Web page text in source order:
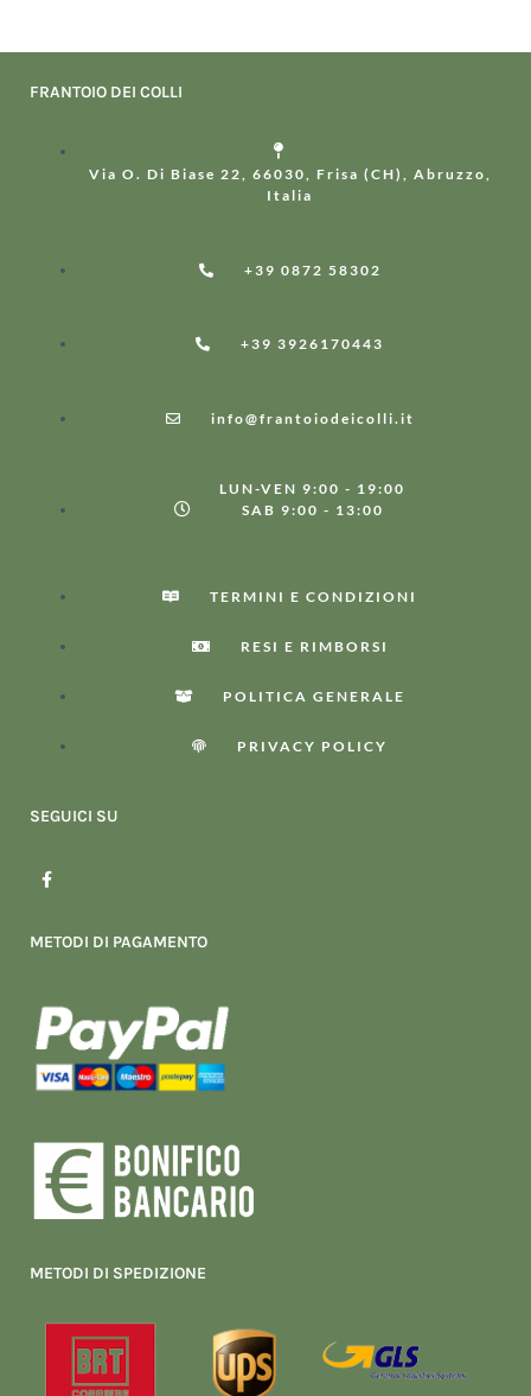
FRANTOIO DEI COLLI
Via O. Di Biase 22, 66030, Frisa (CH), Abruzzo,
Italia
+39 0872 58302
+39 3926170443
info@frantoiodeicolli.it
LUN-VEN 9:00 - 19:00
SAB 9:00 - 13:00
TERMINI E CONDIZIONI
RESI E RIMBORSI
POLITICA GENERALE
PRIVACY POLICY
SEGUICI SU
F
a
b
o
-
f
METODI DI PAGAMENTO
METODI DI SPEDIZIONE